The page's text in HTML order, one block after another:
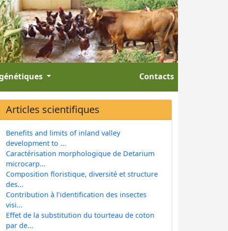
Contacts
Articles scientifiques
Benefits and limits of inland valley
development to ...
Caractérisation morphologique de Detarium
microcarp...
Composition floristique, diversité et structure
des...
Contribution à l’identification des insectes
visi...
Effet de la substitution du tourteau de coton
par de...